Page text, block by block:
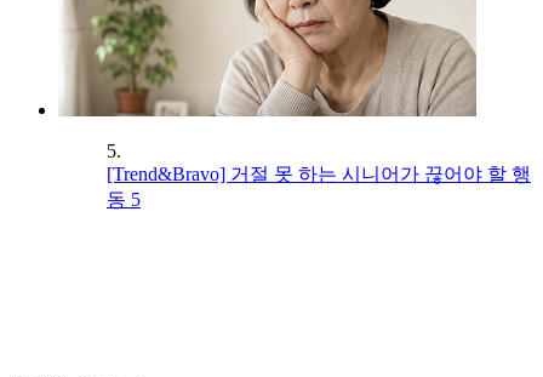
5.
[Trend&Bravo] 거절 못 하는 시니어가 끊어야 할 행
동 5